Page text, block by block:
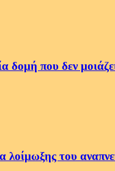
δομή που δεν
του